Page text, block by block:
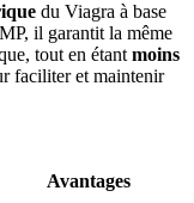
du Viagra à base
il garantit la même
tout en étant moins
faciliter et maintenir
Avantages